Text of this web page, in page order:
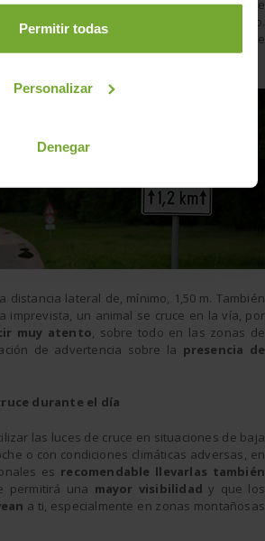
Permitir todas
Personalizar
Denegar
facilitar la visibilidada los vehículos que
posibles maniobras de adelantamiento.
mayor seguridadpara los conductores que
distancia lateral de, mínimo, 1,50 m. También
imprevista, un animal se cruce en la vía, por
muy atento , sobre todo en las zonas de
de advertencia sobre la presencia de
durante el día
las luces de cruce en situaciones de baja
o con condiciones climáticas adversas, en
es recomendable llevarlas también
permitirá una mayor visibilidad y que los
a ti, especialmente en zonas montañosas